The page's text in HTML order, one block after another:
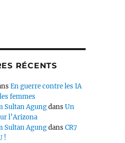
RÉCENTS
En guerre contre les IA
femmes
Sultan AgungdansUn
l’Arizona
Sultan AgungdansCR7
!